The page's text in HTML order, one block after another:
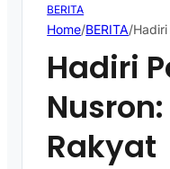
BERITA
Home/BERITA/
Hadiri
Rakyat